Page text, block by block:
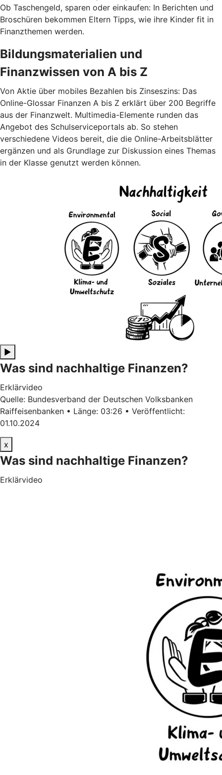
Ob Taschengeld, sparen oder einkaufen: In Berichten und
Broschüren bekommen Eltern Tipps, wie ihre Kinder fit in
Finanzthemen werden.
Bildungsmaterialien und
Finanzwissen von A bis Z
Von Aktie über mobiles Bezahlen bis Zinseszins: Das
Online-Glossar Finanzen A bis Z erklärt über 200 Begriffe
aus der Finanzwelt. Multimedia-Elemente runden das
Angebot des Schulserviceportals ab. So stehen
verschiedene Videos bereit, die die Online-Arbeitsblätter
ergänzen und als Grundlage zur Diskussion eines Themas
in der Klasse genutzt werden können.
▶
Was sind nachhaltige Finanzen?
Erklärvideo
Quelle: Bundesverband der Deutschen Volksbanken
Raiffeisenbanken • Länge: 03:26 • Veröffentlicht:
01.10.2024
x
Was sind nachhaltige Finanzen?
Erklärvideo